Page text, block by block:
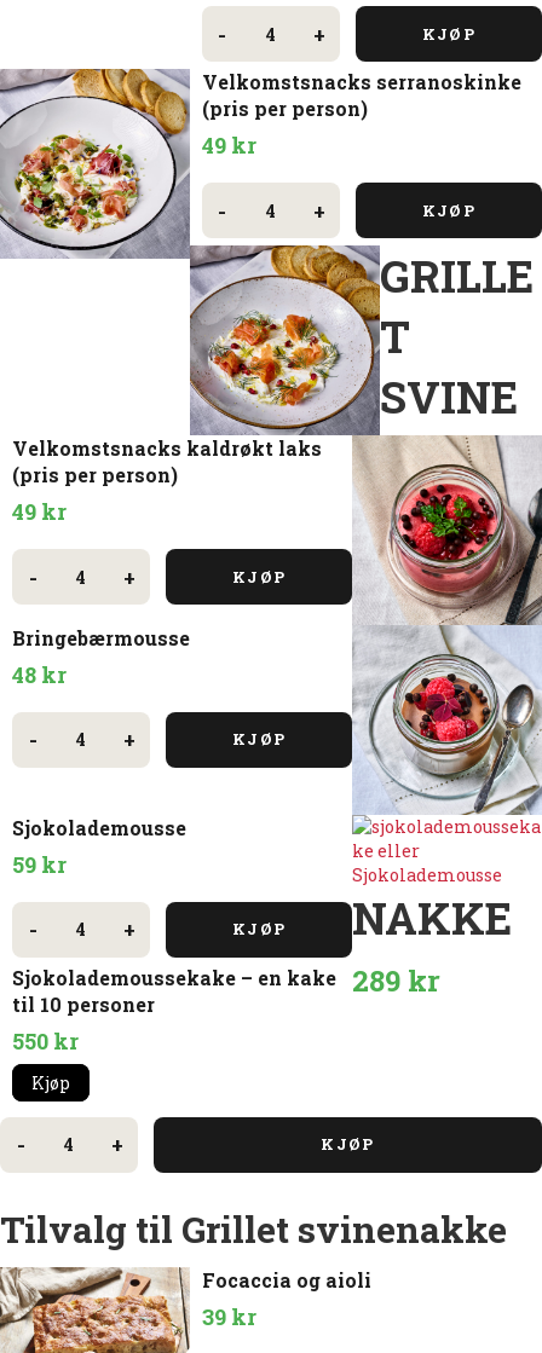
-
Snacksfat
med
spekemat
og
ost
+ KJØP
Velkomstsnacks serranoskinke
(pris per person)
49 kr
-
Velkomstsnacks
serranoskinke
(pris
per
person)
antall
+ KJØP
Velkomstsnacks kaldrøkt laks
(pris per person)
49 kr
-
Velkomstsnacks
kaldrøkt
laks
(pris
person)
antall
+ KJØP
Bringebærmousse
48 kr
-
Bringebærmousse
antall + KJØP
Sjokolademousse
59 kr
-
Sjokolademousse
antall + KJØP
Sjokolademoussekake – en kake
til 10 personer
550 kr
Kjøp
GRILLE
T
SVINE
NAKKE
289 kr
-
Grillet
svinenakke
antall + KJØP
Tilvalg til Grillet svinenakke
Focaccia og aioli
39 kr